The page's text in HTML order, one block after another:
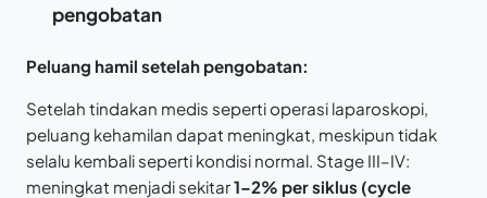
pengobatan
Peluang hamil setelah pengobatan:
Setelah tindakan medis seperti operasi laparoskopi,
peluang kehamilan dapat meningkat, meskipun tidak
selalu kembali seperti kondisi normal. Stage III–IV:
meningkat menjadi sekitar1–2% per siklus (cycle